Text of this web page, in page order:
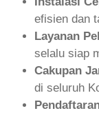
efisien dan
Layanan
selalu siap
Cakupan
di seluruh